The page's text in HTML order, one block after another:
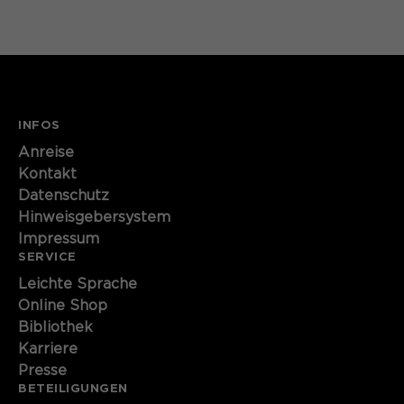
Zweck
INFOS
Anreise
Kontakt
Datenschutz
Hinweisgebersystem
Impressum
SERVICE
Leichte Sprache
Online Shop
Bibliothek
Karriere
Presse
BETEILIGUNGEN